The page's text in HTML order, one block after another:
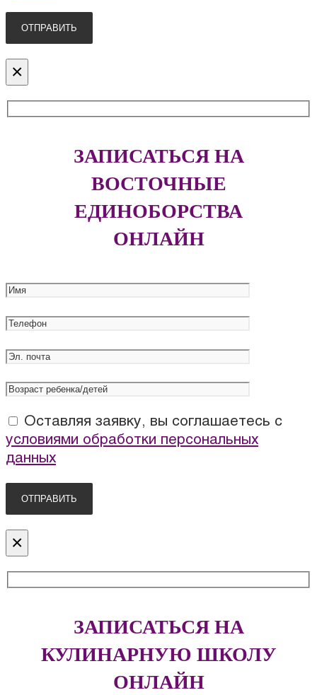
×
ЗАПИСАТЬСЯ НА
ВОСТОЧНЫЕ
ЕДИНОБОРСТВА
ОНЛАЙН
Оставляя заявку, вы соглашаетесь с
условиями обработки персональных
данных
×
ЗАПИСАТЬСЯ НА
КУЛИНАРНУЮ ШКОЛУ
ОНЛАЙН